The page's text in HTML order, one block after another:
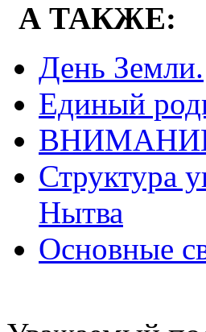
А ТАКЖЕ:
День Земли.
Единый
Структура
Нытва
Основные